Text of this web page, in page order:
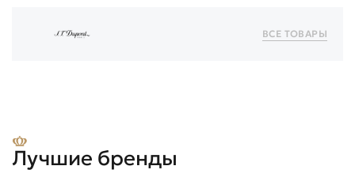
ВСЕ ТОВАРЫ
Лучшие бренды